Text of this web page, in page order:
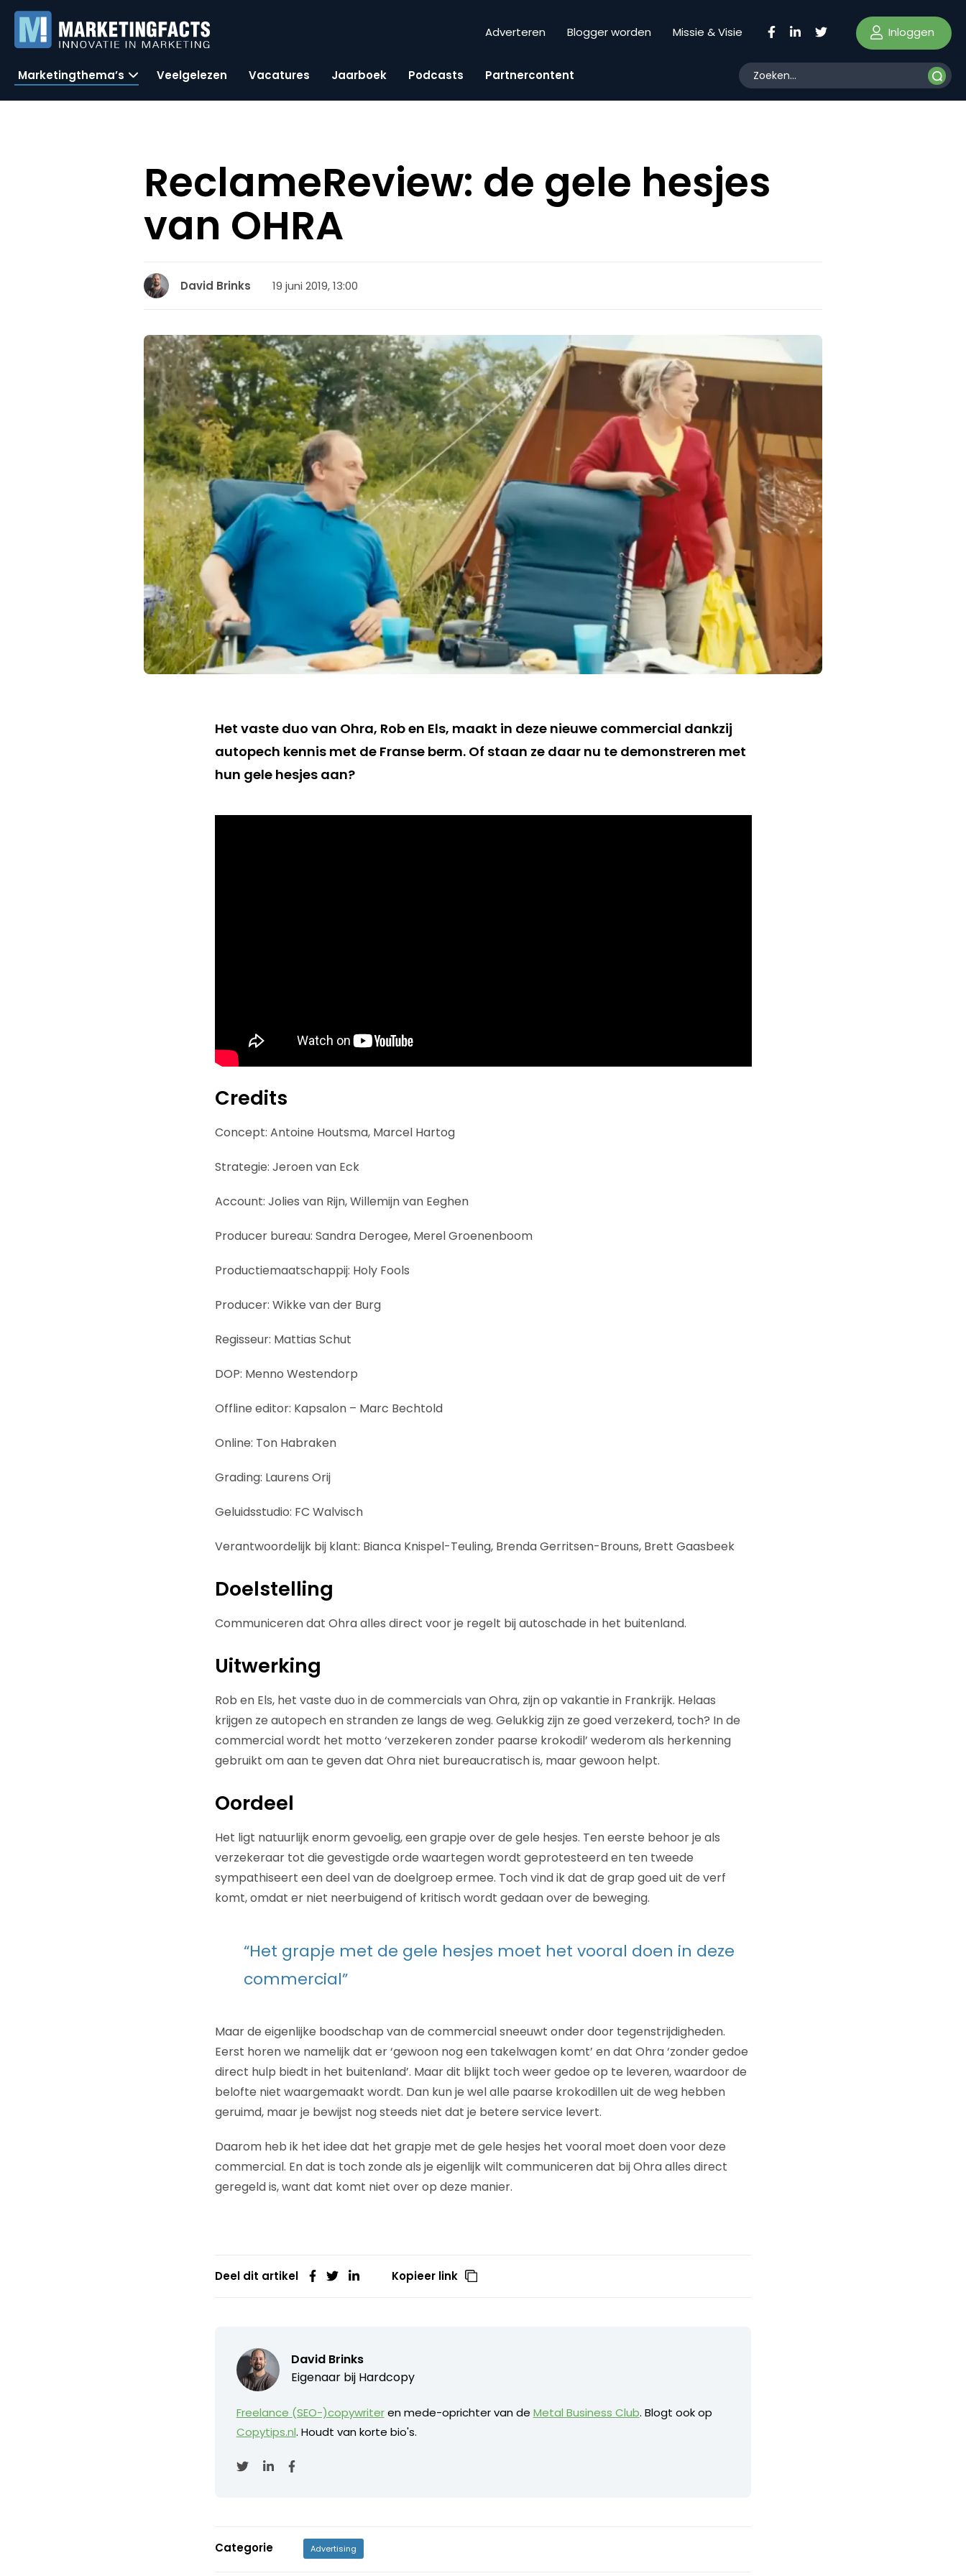
Adverteren Blogger worden Missie & Visie Inloggen
Marketingthema’s Veelgelezen Vacatures Jaarboek Podcasts Partnercontent
ReclameReview: de gele hesjes
van OHRA
David Brinks 19 juni 2019, 13:00
Het vaste duo van Ohra, Rob en Els, maakt in deze nieuwe commercial dankzij
autopech kennis met de Franse berm. Of staan ze daar nu te demonstreren met
hun gele hesjes aan?
Credits
Concept: Antoine Houtsma, Marcel Hartog
Strategie: Jeroen van Eck
Account: Jolies van Rijn, Willemijn van Eeghen
Producer bureau: Sandra Derogee, Merel Groenenboom
Productiemaatschappij: Holy Fools
Producer: Wikke van der Burg
Regisseur: Mattias Schut
DOP: Menno Westendorp
Offline editor: Kapsalon – Marc Bechtold
Online: Ton Habraken
Grading: Laurens Orij
Geluidsstudio: FC Walvisch
Verantwoordelijk bij klant: Bianca Knispel-Teuling, Brenda Gerritsen-Brouns, Brett Gaasbeek
Doelstelling
Communiceren dat Ohra alles direct voor je regelt bij autoschade in het buitenland.
Uitwerking
Rob en Els, het vaste duo in de commercials van Ohra, zijn op vakantie in Frankrijk. Helaas
krijgen ze autopech en stranden ze langs de weg. Gelukkig zijn ze goed verzekerd, toch? In de
commercial wordt het motto ‘verzekeren zonder paarse krokodil’ wederom als herkenning
gebruikt om aan te geven dat Ohra niet bureaucratisch is, maar gewoon helpt.
Oordeel
Het ligt natuurlijk enorm gevoelig, een grapje over de gele hesjes. Ten eerste behoor je als
verzekeraar tot die gevestigde orde waartegen wordt geprotesteerd en ten tweede
sympathiseert een deel van de doelgroep ermee. Toch vind ik dat de grap goed uit de verf
komt, omdat er niet neerbuigend of kritisch wordt gedaan over de beweging.
“Het grapje met de gele hesjes moet het vooral doen in deze
commercial”
Maar de eigenlijke boodschap van de commercial sneeuwt onder door tegenstrijdigheden.
Eerst horen we namelijk dat er ‘gewoon nog een takelwagen komt’ en dat Ohra ‘zonder gedoe
direct hulp biedt in het buitenland’. Maar dit blijkt toch weer gedoe op te leveren, waardoor de
belofte niet waargemaakt wordt. Dan kun je wel alle paarse krokodillen uit de weg hebben
geruimd, maar je bewijst nog steeds niet dat je betere service levert.
Daarom heb ik het idee dat het grapje met de gele hesjes het vooral moet doen voor deze
commercial. En dat is toch zonde als je eigenlijk wilt communiceren dat bij Ohra alles direct
geregeld is, want dat komt niet over op deze manier.
Deel dit artikel Kopieer link
David Brinks
Eigenaar bij Hardcopy
Freelance (SEO-)copywriteren mede-oprichter van de Metal Business Club. Blogt ook op
Copytips.nl. Houdt van korte bio's.
Categorie Advertising